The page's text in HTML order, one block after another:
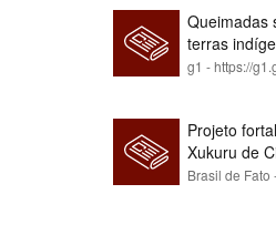
Queimadas
terras
g1 - https://
Projeto
Xukuru de
Brasil de Fato